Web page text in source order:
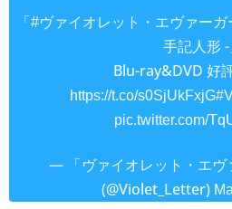
「#ヴァイオレット・エヴァーガ
手記人形 -
Blu-ray&DVD 好
https://t.co/s0SjUkFxjG
pic.twitter.com/
— 「ヴァイオレット・エヴ
(@Violet_Letter)